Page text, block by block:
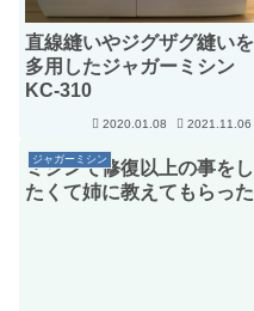
直線縫いやジグザグ縫いを
多用したジャガーミシン
KC-310
2020.01.08 2021.11.06
ジャガーミシン
ミシンで修復以上の事をし
たくて姉に教えてもらった